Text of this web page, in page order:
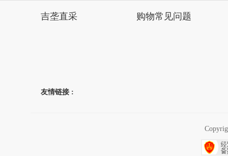
吉垄直采 购物常见问题
友情链接 :